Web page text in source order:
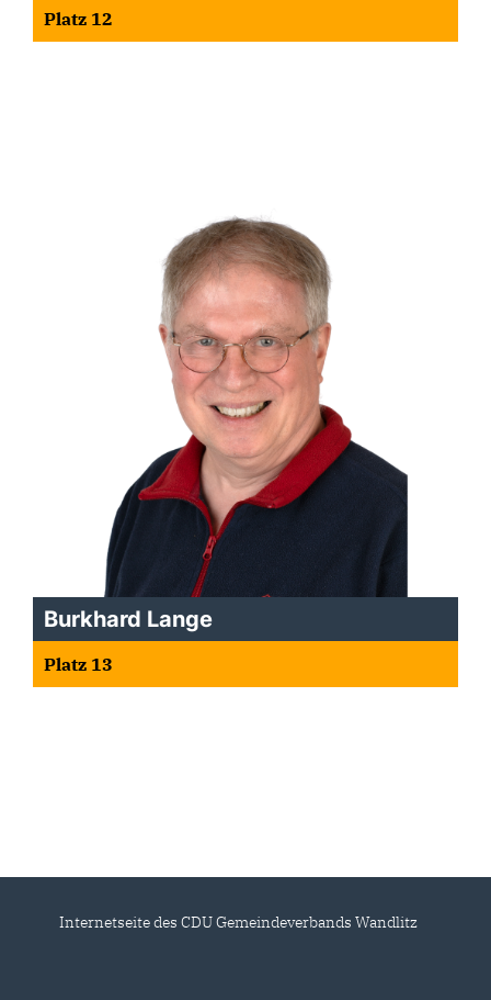
Platz 12
Burkhard Lange
Platz 13
Internetseite des CDU Gemeindeverbands Wandlitz